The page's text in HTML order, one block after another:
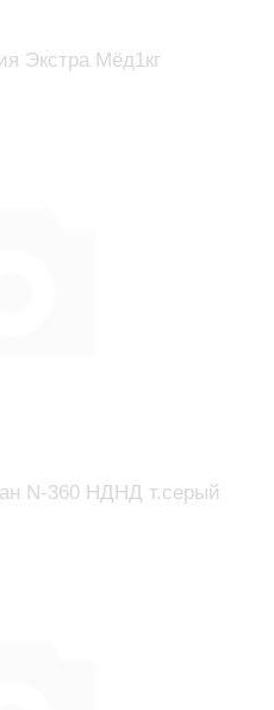
Экстра Мёд1кг
N-360 НДНД т.серый